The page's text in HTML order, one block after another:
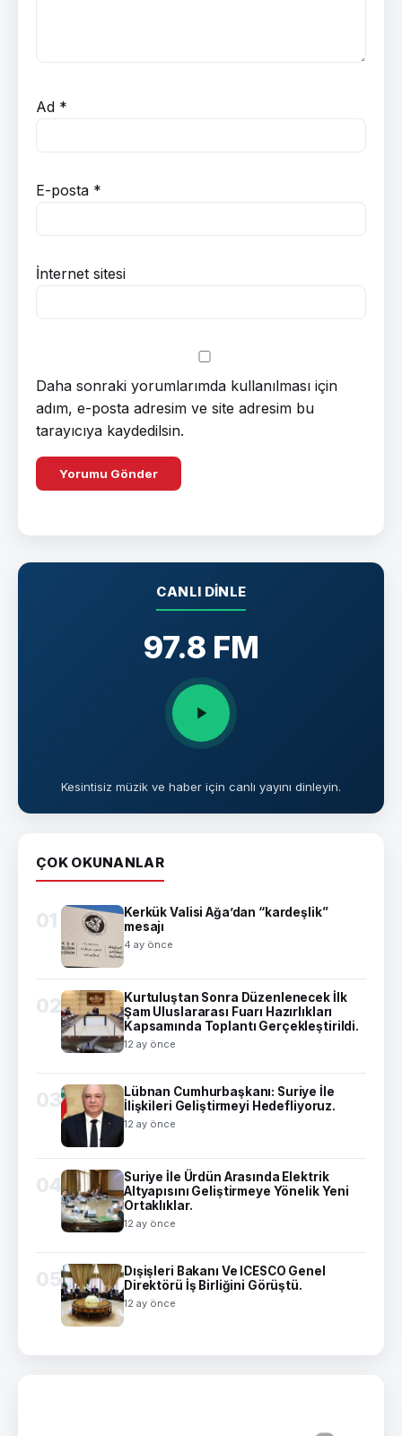
Ad *
E-posta *
İnternet sitesi
Daha sonraki yorumlarımda kullanılması için
adım, e-posta adresim ve site adresim bu
tarayıcıya kaydedilsin.
CANLI DINLE
97.8 FM
Kesintisiz müzik ve haber için canlı yayını dinleyin.
ÇOK OKUNANLAR
01
Kerkük Valisi Ağa’dan “kardeşlik”
mesajı
4 ay önce
02
Kurtuluştan Sonra Düzenlenecek İlk
Şam Uluslararası Fuarı Hazırlıkları
Kapsamında Toplantı Gerçekleştirildi.
12 ay önce
03
Lübnan Cumhurbaşkanı: Suriye İle
İlişkileri Geliştirmeyi Hedefliyoruz.
12 ay önce
04
Suriye İle Ürdün Arasında Elektrik
Altyapısını Geliştirmeye Yönelik Yeni
Ortaklıklar.
12 ay önce
05
Dışişleri Bakanı Ve ICESCO Genel
Direktörü İş Birliğini Görüştü.
12 ay önce